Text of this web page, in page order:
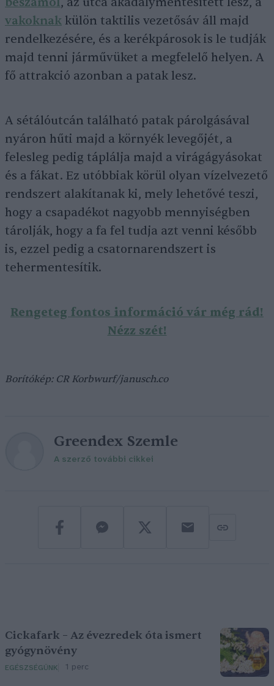
vakoknak külön taktilis vezetősáv áll majd
rendelkezésére, és a kerékpárosok is le tudják
majd tenni járművüket a megfelelő helyen. A
fő attrakció azonban a patak lesz.
A sétálóutcán található patak párolgásával
nyáron hűti majd a környék levegőjét, a
felesleg pedig táplálja majd a virágágyásokat
és a fákat. Ez utóbbiak körül olyan vízelvezető
rendszert alakítanak ki, mely lehetővé teszi,
hogy a csapadékot nagyobb mennyiségben
tárolják, hogy a fa fel tudja azt venni később
is, ezzel pedig a csatornarendszert is
tehermentesítik.
Rengeteg fontos információ vár még rád!
Nézz szét!
Borítókép: CR Korbwurf/janusch.co
Greendex Szemle
A szerző további cikkei
Cickafark – Az évezredek óta ismert
gyógynövény
EGÉSZSÉGÜNK 1 perc